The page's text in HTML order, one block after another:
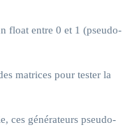
float entre 0 et 1 (pseudo-
matrices pour tester la
ces générateurs pseudo-